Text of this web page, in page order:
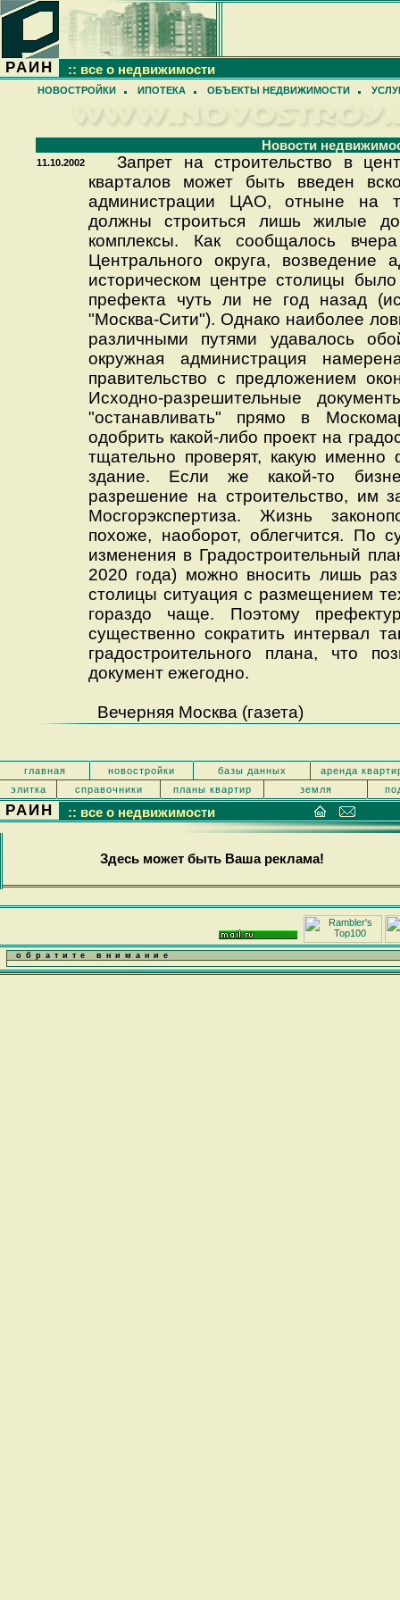
РАИН :: все о недвижимости
НОВОСТРОЙКИ ИПОТЕКА ОБЪЕКТЫ НЕДВИЖИМОСТИ
Новости
11.10.2002
Запрет на строительство в
кварталов может быть введен
администрации ЦАО, отныне на
должны строиться лишь жилые
комплексы. Как сообщалось
Центрального округа, возведение
историческом центре столицы
префекта чуть ли не год назад
"Москва-Сити"). Однако наиболее
различными путями удавалось
окружная администрация
правительство с предложением
Исходно-разрешительные
"останавливать" прямо в
одобрить какой-либо проект на
тщательно проверят, какую именно
здание. Если же какой-то
разрешение на строительство, им
Мосгорэкспертиза. Жизнь
похоже, наоборот, облегчится. По
изменения в Градостроительный
2020 года) можно вносить лишь
столицы ситуация с размещением
гораздо чаще. Поэтому
существенно сократить интервал
градостроительного плана, что
документ ежегодно.
Вечерняя Москва (газета)
главная новостройки базы данных
аренда
элитка
справочники планы квартир земля
РАИН :: все о недвижимости
Здесь может быть Ваша реклама!
обратите внимание